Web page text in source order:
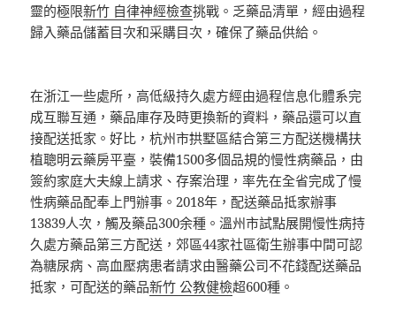
靈的極限新竹 自律神經檢查挑戰。乏藥品清單，經由過程
歸入藥品儲蓄目次和采購目次，確保了藥品供給。
在浙江一些處所，高低級持久處方經由過程信息化體系完
成互聯互通，藥品庫存及時更換新的資料，藥品還可以直
接配送抵家。好比，杭州市拱墅區結合第三方配送機構扶
植聰明云藥房平臺，裝備1500多個品規的慢性病藥品，由
簽約家庭大夫線上請求、存案治理，率先在全省完成了慢
性病藥品配奉上門辦事。2018年，配送藥品抵家辦事
13839人次，觸及藥品300余種。溫州市試點展開慢性病持
久處方藥品第三方配送，郊區44家社區衛生辦事中間可認
為糖尿病、高血壓病患者請求由醫藥公司不花錢配送藥品
抵家，可配送的藥品新竹 公教健檢超600種。